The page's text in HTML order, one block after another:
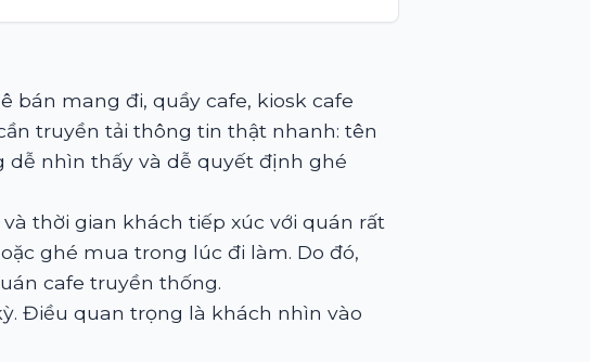
bán mang đi, quầy cafe, kiosk cafe
truyền tải thông tin thật nhanh: tên
dễ nhìn thấy và dễ quyết định ghé
thời gian khách tiếp xúc với quán rất
ghé mua trong lúc đi làm. Do đó,
cafe truyền thống.
Điều quan trọng là khách nhìn vào